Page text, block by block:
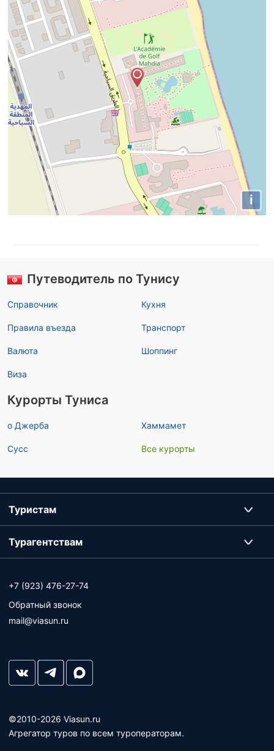
i
Путеводитель по Тунису
Справочник
Правила въезда
Валюта
Виза
Кухня
Транспорт
Шоппинг
Курорты Туниса
о Джерба
Сусс
Хаммамет
Все курорты
©2010-2026 Viasun.ru
Агрегатор туров по всем туроператорам.
Туристам
Турагентствам
+7 (923) 476-27-74
Обратный звонок
mail@viasun.ru